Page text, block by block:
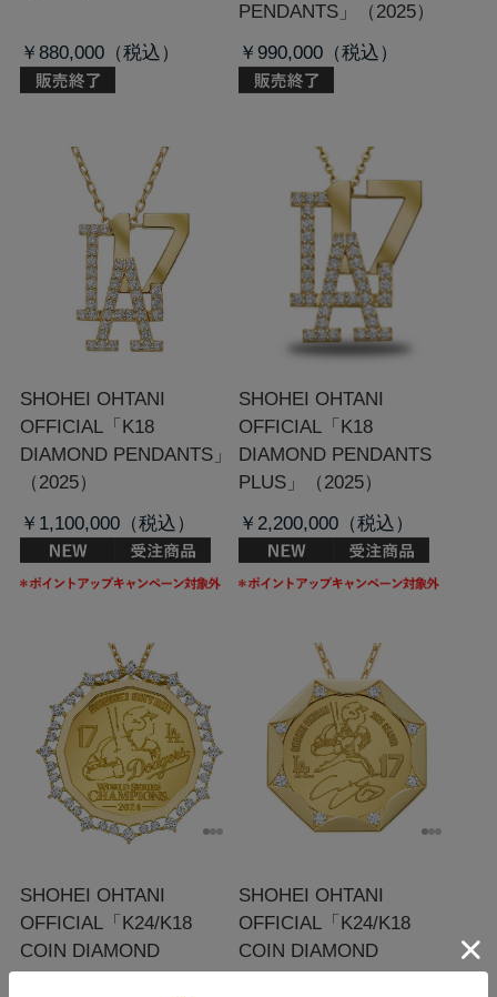
￥880,000
PENDANTS」（2025）
￥990,000
SHOHEI OHTANI
OFFICIAL「K18
DIAMOND PENDANTS」
（2025）
￥1,100,000
SHOHEI OHTANI
OFFICIAL「K18
DIAMOND PENDANTS
PLUS」（2025）
￥2,200,000
SHOHEI OHTANI
OFFICIAL「K24/K18
COIN DIAMOND
SHOHEI OHTANI
OFFICIAL「K24/K18
COIN DIAMOND